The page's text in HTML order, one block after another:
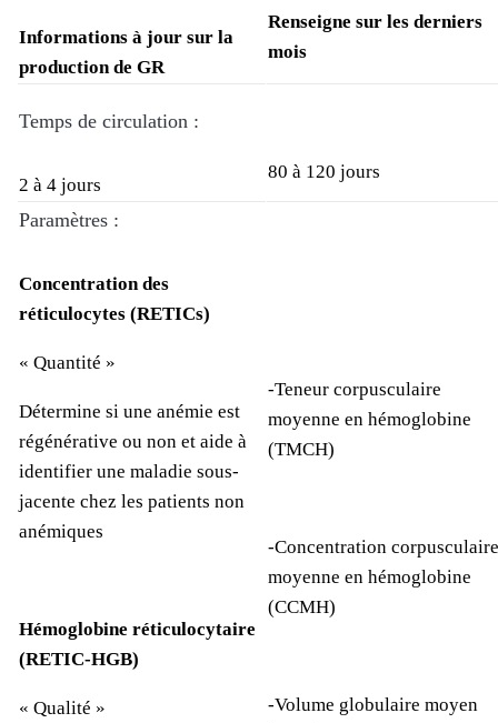
Informations à jour sur la
production de GR
Renseigne sur les derniers
mois
Temps de circulation :
2 à 4 jours
80 à 120 jours
Paramètres :
Concentration des
réticulocytes (RETICs)
« Quantité »
Détermine si une anémie est
régénérative ou non et aide à
identifier une maladie sous-
jacente chez les patients non
anémiques
Hémoglobine réticulocytaire
(RETIC-HGB)
« Qualité »
-Teneur corpusculaire
moyenne en hémoglobine
(TMCH)
-Concentration corpusculaire
moyenne en hémoglobine
(CCMH)
-Volume globulaire moyen